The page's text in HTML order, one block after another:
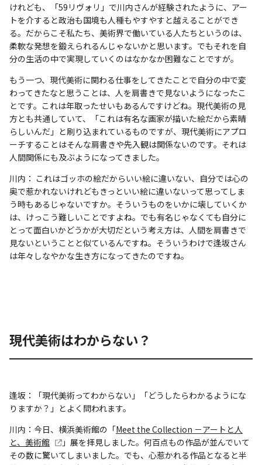
けれども、「59リヴォリ」で川内さんが経験されたように、アー
トを介すると政治も国境も人種もやすやすと越えることができ
る。だからこそ私たち、美術界で働いている人たちというのは、
柔軟な発想を鍛えられるんじゃないかと思います。でもそれを自
分の生活の中で実現していくのはなかなか困難なことですが。
もう一つ、現代美術に関わる仕事をしてきたことで自分の中で変
わってきたなと思うことは、人を肩書きで見ないようになったこ
とです。これは年取ったせいもあるんですけどね。現代美術の見
方とも共通していて、「これは有名な画家が描いた絵だから素晴
らしいんだ」と刷り込まれているものですが、現代美術にアプロ
ーチすることはそんな肩書きや先入観は関係ないのです。それは
人間関係にも及ぶようになってきました。
川内： これはゴッホの絵だからいい絵に違いない、自分では心の
奥で惹かれないけれどもきっといい絵に違いないって思ってしま
う時もあるじゃないですか。そういうものをいかに壊していくか
は、けっこう難しいことですよね。でも有名じゃなくても自分に
とって面白いかどうかが大切だという考え方は、人間を肩書きで
見ないということと似ているんですね。そういうわけで逢坂さん
は年々しなやかな生き方になってきたのですね。
現代美術はわからない？
逢坂：「現代美術ってわからない」「どうしたらわかるようにな
りますか？」とよく問われます。
川内：今日、横浜美術館の「Meet the Collection －アートと人
と、美術館
」展を拝見しました。何百点もの作品が並んでいて
その数に驚いてしまいました。でも、心惹かれる作品となると半